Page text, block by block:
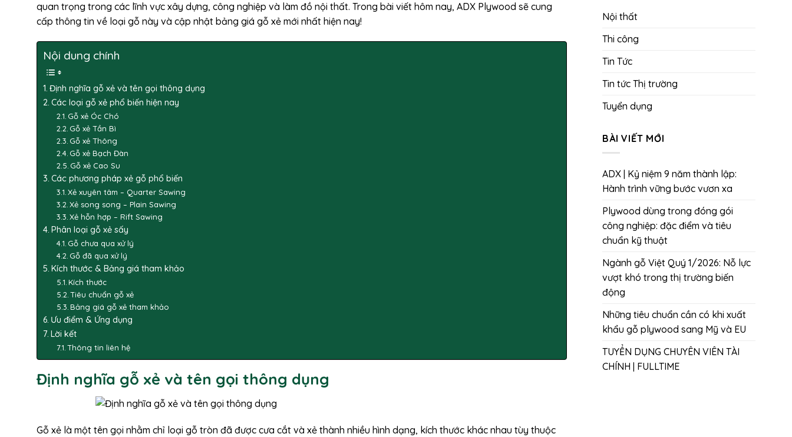
quan trọng trong các lĩnh vực xây dựng, công nghiệp và làm đồ nội thất. Trong bài viết hôm nay, ADX Plywood sẽ cung
cấp thông tin về loại gỗ này và cập nhật bảng giá gỗ xẻ mới nhất hiện nay!
Nội dung chính
Định nghĩa gỗ xẻ và tên gọi thông dụng
Các loại gỗ xẻ phổ biến hiện nay
Gỗ xẻ Óc Chó
Gỗ xẻ Tần Bì
Gỗ xẻ Thông
Gỗ xẻ Bạch Đàn
Gỗ xẻ Cao Su
Các phương pháp xẻ gỗ phổ biến
Xẻ xuyên tâm – Quarter Sawing
Xẻ song song – Plain Sawing
Xẻ hỗn hợp – Rift Sawing
Phân loại gỗ xẻ sấy
Gỗ chưa qua xử lý
Gỗ đã qua xử lý
Kích thước & Bảng giá tham khảo
Kích thước
Tiêu chuẩn gỗ xẻ
Bảng giá gỗ xẻ tham khảo
Ưu điểm & Ứng dụng
Lời kết
Thông tin liên hệ
Định nghĩa gỗ xẻ và tên gọi thông dụng
Gỗ xẻ là một tên gọi nhằm chỉ loại gỗ tròn đã được cưa cắt và xẻ thành nhiều hình dạng, kích thước khác nhau tùy thuộc
Nội thất
Thi công
Tin Tức
Tin tức Thị trường
Tuyển dụng
BÀI VIẾT MỚI
ADX | Kỷ niệm 9 năm thành lập:
Hành trình vững bước vươn xa
Plywood dùng trong đóng gói
công nghiệp: đặc điểm và tiêu
chuẩn kỹ thuật
Ngành gỗ Việt Quý 1/2026: Nỗ lực
vượt khó trong thị trường biến
động
Những tiêu chuẩn cần có khi xuất
khẩu gỗ plywood sang Mỹ và EU
TUYỂN DỤNG CHUYÊN VIÊN TÀI
CHÍNH | FULLTIME